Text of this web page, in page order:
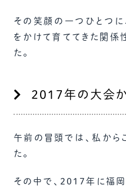
その笑顔の一つひとつに
をかけて育ててきた関係
た。
2017年の大会か
午前の冒頭では、私から
た。
その中で、2017年に福